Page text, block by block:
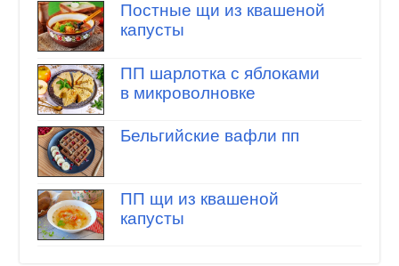
Постные щи из квашеной
капусты
ПП шарлотка с яблоками
в микроволновке
Бельгийские вафли пп
ПП щи из квашеной
капусты